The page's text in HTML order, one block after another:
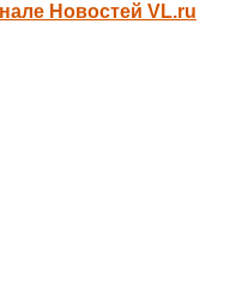
Новостей VL.ru